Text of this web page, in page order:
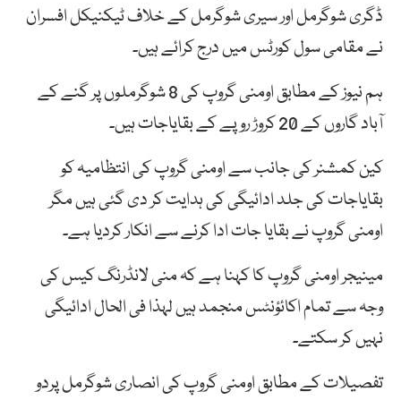
ڈگری شوگرمل اور سیری شوگرمل کے خلاف ٹیکنیکل افسران
نے مقامی سول کورٹس میں درج کرائے ہیں۔
ہم نیوز کے مطابق اومنی گروپ کی 8 شوگرملوں پر گنے کے
آباد گاروں کے 20 کروڑ روپے کے بقایاجات ہیں۔
کین کمشنر کی جانب سے اومنی گروپ کی انتظامیہ کو
بقایاجات کی جلد ادائیگی کی ہدایت کر دی گئی ہیں مگر
اومنی گروپ نے بقایا جات ادا کرنے سے انکار کردیا ہے۔
مینیجر اومنی گروپ کا کہنا ہے کہ منی لانڈرنگ کیس کی
وجہ سے تمام اکائؤنٹس منجمد ہیں لہذا فی الحال ادائیگی
نہیں کر سکتے۔
تفصیلات کے مطابق اومنی گروپ کی انصاری شوگرمل پردو